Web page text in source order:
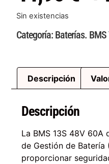
Sin existencias
Categoría: Baterías.
Descripción
Descripción
La BMS 13S 48V 60A
de Gestión de Batería
proporcionar